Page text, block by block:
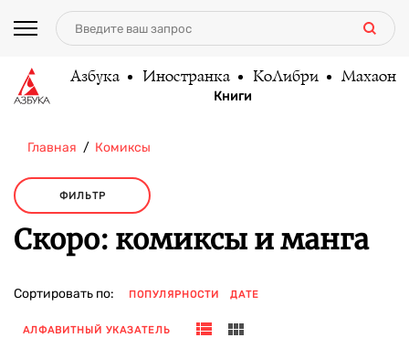
Азбука Иностранка КоЛибри Махаон
Книги
Главная Комиксы
ФИЛЬТР
Скоро: комиксы и манга
Сортировать по: ПОПУЛЯРНОСТИ ДАТЕ
АЛФАВИТНЫЙ УКАЗАТЕЛЬ